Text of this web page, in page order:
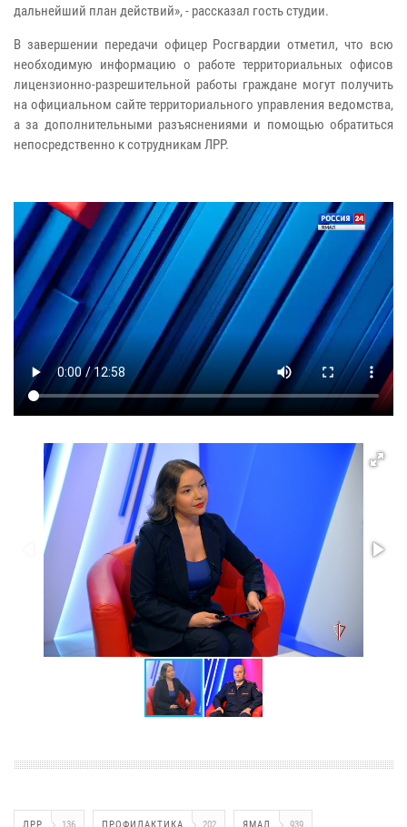
дальнейший план действий», - рассказал гость студии.
В завершении передачи офицер Росгвардии отметил, что всю
необходимую информацию о работе территориальных офисов
лицензионно-разрешительной работы граждане могут получить
на официальном сайте территориального управления ведомства,
а за дополнительными разъяснениями и помощью обратиться
непосредственно к сотрудникам ЛРР.
ЛРР 136 ПРОФИЛАКТИКА 202 ЯМАЛ 939